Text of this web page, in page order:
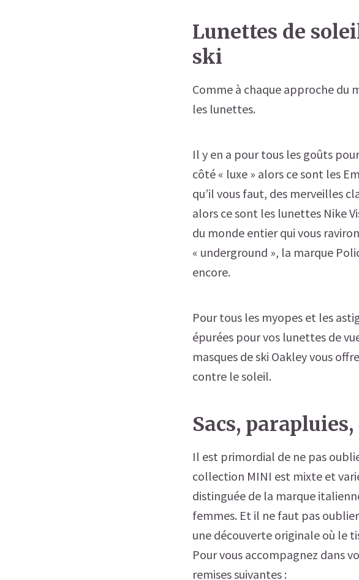
Lunettes de
ski
Comme à chaque approche du
les lunettes.
Il y en a pour tous les goûts
côté « luxe » alors ce sont les
qu’il vous faut, des merveilles
alors ce sont les lunettes Nike
du monde entier qui vous
« underground », la marque
encore.
Pour tous les myopes et les
épurées pour vos lunettes de
masques de ski Oakley vous
contre le soleil.
Sacs,
Il est primordial de ne pas
collection MINI est mixte et
distinguée de la marque
femmes. Et il ne faut pas
une découverte originale où le
Pour vous accompagnez dans
remises suivantes :